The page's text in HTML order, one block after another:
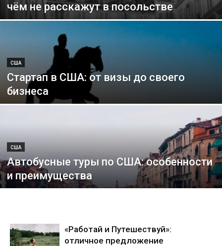
чём не расскажут в посольстве
США
Стартап в США: от визы до своего
бизнеса
США
Автобусные туры по США: особенности
и преимущества
«Работай и Путешествуй»:
отличное предложение